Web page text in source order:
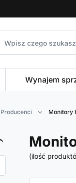
Wynajem
Producenci Monitory
(ilość